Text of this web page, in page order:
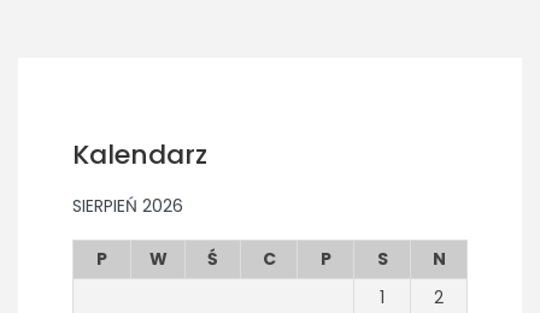
Kalendarz
SIERPIEŃ 2026
P W Ś C P S
N
1
2